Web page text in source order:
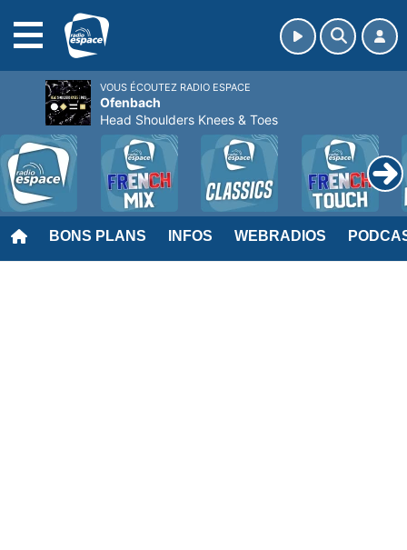
BONS PLANS INFOS WEBRADIOS
VOUS ÉCOUTEZ RADIO ESPACE
Ofenbach
Head Shoulders Knees & Toes